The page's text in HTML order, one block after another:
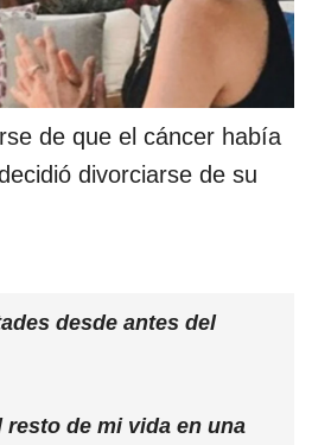
de que el cáncer había
divorciarse de su
desde antes del
resto de mi vida en una